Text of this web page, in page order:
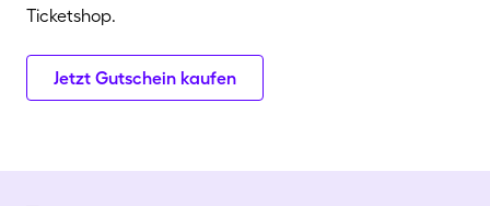
Ticketshop.
Jetzt Gutschein kaufen